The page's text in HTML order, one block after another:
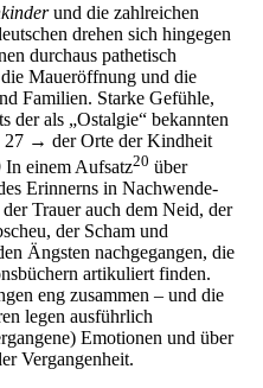
und die zahlreichen
drehen sich hingegen
durchaus pathetisch
Maueröffnung und die
Familien. Starke Gefühle,
der als „Ostalgie“ bekannten
27 → der Orte der Kindheit
In einem Aufsatz20 über
Erinnerns in Nachwende-
Trauer auch dem Neid, der
der Scham und
Ängsten nachgegangen, die
artikuliert finden.
eng zusammen – und die
legen ausführlich
Emotionen und über
Vergangenheit.